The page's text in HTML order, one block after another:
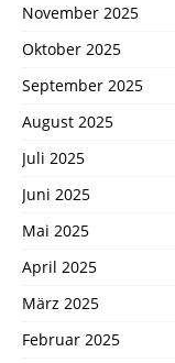
November 2025
Oktober 2025
September 2025
August 2025
Juli 2025
Juni 2025
Mai 2025
April 2025
März 2025
Februar 2025